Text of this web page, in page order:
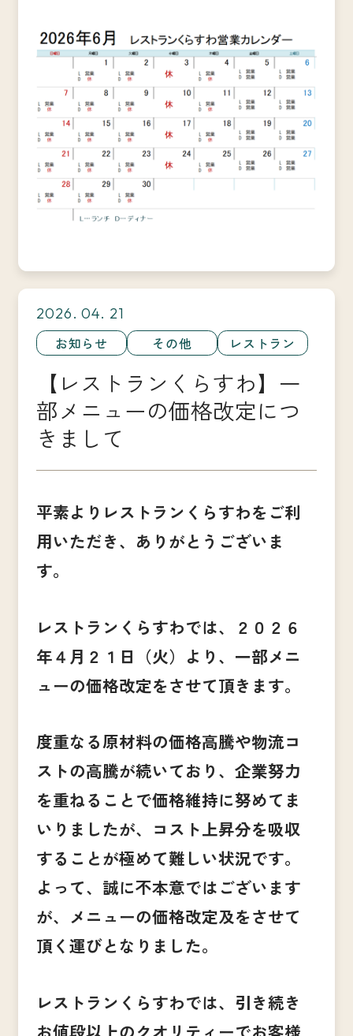
2026. 04. 21
お知らせ その他 レストラン
【レストランくらすわ】一
部メニューの価格改定につ
きまして
平素よりレストランくらすわをご利
用いただき、ありがとうございま
す。
レストランくらすわでは、２０２６
年４月２１日（火）より、 一部メニ
ューの価格改定をさせて頂きます。
度重なる原材料の価格高騰や物流コ
ストの高騰が続いており、企業努力
を重ねることで価格維持に努めてま
いりましたが、コスト上昇分を吸収
することが極めて難しい状況です。
よって、誠に不本意ではございます
が、メニューの価格改定及をさせて
頂く運びとなりました。
レストランくらすわでは、引き続き
お値段以上のクオリティーでお客様